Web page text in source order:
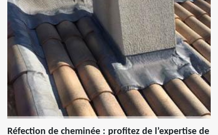
Réfection de cheminée : profitez de l’expertise de